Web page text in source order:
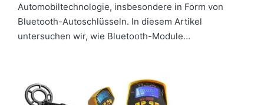
Automobiltechnologie, insbesondere in Form von
Bluetooth-Autoschlüsseln. In diesem Artikel
untersuchen wir, wie Bluetooth-Module…